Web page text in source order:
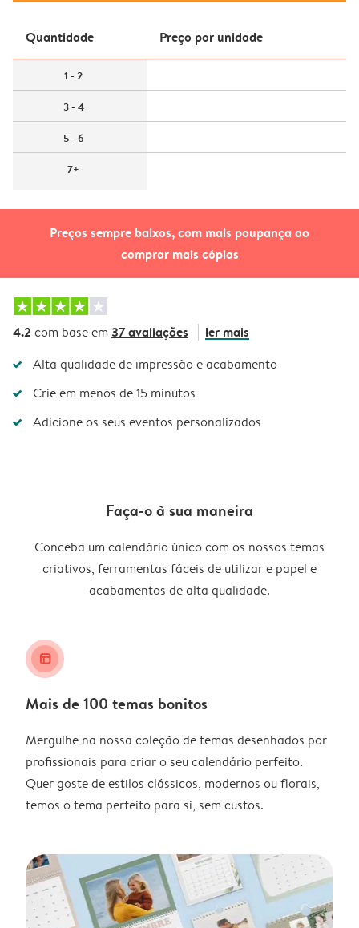
Preços sempre baixos, com mais poupança ao
comprar mais cópias
Quantidade Preço por unidade
1 - 2
3 - 4
5 - 6
7+
4.2 com base em 37 avaliações ler mais
Alta qualidade de impressão e acabamento
Crie em menos de 15 minutos
Adicione os seus eventos personalizados
Faça-o à sua maneira
Conceba um calendário único com os nossos temas
criativos, ferramentas fáceis de utilizar e papel e
acabamentos de alta qualidade.
layout_alt
Mais de 100 temas bonitos
Mergulhe na nossa coleção de temas desenhados por
profissionais para criar o seu calendário perfeito.
Quer goste de estilos clássicos, modernos ou florais,
temos o tema perfeito para si, sem custos.